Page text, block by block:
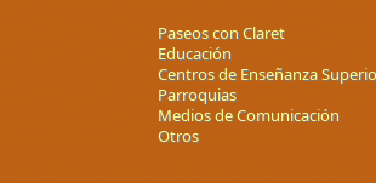
Paseos con Claret
Educación
Centros de Enseñanza
Parroquias
Medios de Comunicación
Otros